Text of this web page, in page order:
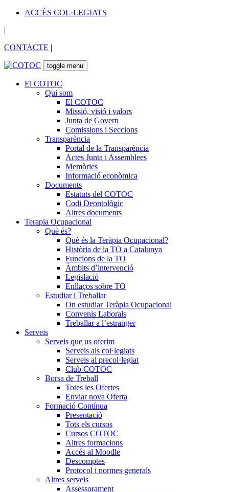
ACCÉS COL·LEGIATS
|
CONTACTE |
toggle menu
El COTOC
Qui som
El COTOC
Missió, visió i valors
Junta de Govern
Comissions i Seccions
Transparència
Portal de la Transparència
Actes Junta i Assemblees
Memòries
Informació econòmica
Documents
Estatuts del COTOC
Codi Deontològic
Altres documents
Terapia Ocupacional
Què és?
Què és la Teràpia Ocupacional?
Història de la TO a Catalunya
Funcions de la TO
Àmbits d’intervenció
Legislació
Enllaços sobre TO
Estudiar i Treballar
On estudiar Teràpia Ocupacional
Convenis Laborals
Treballar a l’estranger
Serveis
Serveis que us oferim
Serveis als col·legiats
Serveis al precol·legiat
Club COTOC
Borsa de Treball
Totes les Ofertes
Enviar nova Oferta
Formació Contínua
Presentació
Tots els cursos
Cursos COTOC
Altres formacions
Accés al Moodle
Descomptes
Protocol i normes generals
Altres serveis
Assessorament